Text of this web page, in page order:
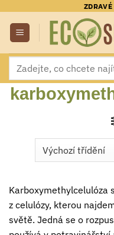
obsah
Hledat:
Karboxymethylcelulóza
z celulózy, kterou
světě. Jedná se o